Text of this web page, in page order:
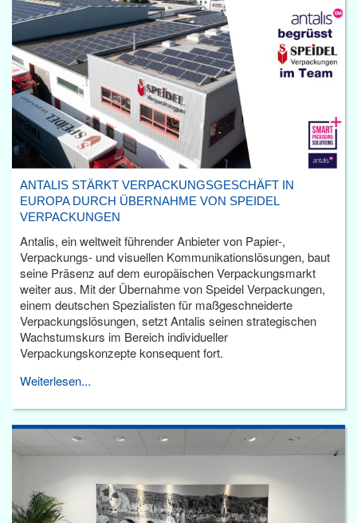
ANTALIS STÄRKT VERPACKUNGSGESCHÄFT IN
EUROPA DURCH ÜBERNAHME VON SPEIDEL
VERPACKUNGEN
Antalis, ein weltweit führender Anbieter von Papier-,
Verpackungs- und visuellen Kommunikationslösungen, baut
seine Präsenz auf dem europäischen Verpackungsmarkt
weiter aus. Mit der Übernahme von Speidel Verpackungen,
einem deutschen Spezialisten für maßgeschneiderte
Verpackungslösungen, setzt Antalis seinen strategischen
Wachstumskurs im Bereich individueller
Verpackungskonzepte konsequent fort.
Weiterlesen...